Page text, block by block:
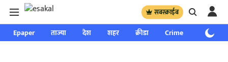
सबस्क्राईब
Epaper ताज्या देश शहर क्रीडा Crime साप्ताहिक